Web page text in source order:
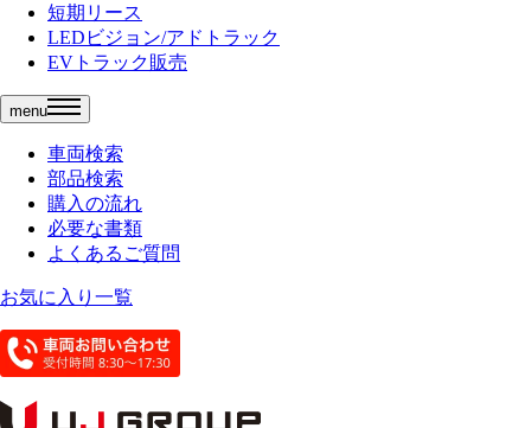
短期リース
LEDビジョン/アドトラック
EVトラック販売
menu
車両検索
部品検索
購入の流れ
必要な書類
よくあるご質問
お気に入り一覧